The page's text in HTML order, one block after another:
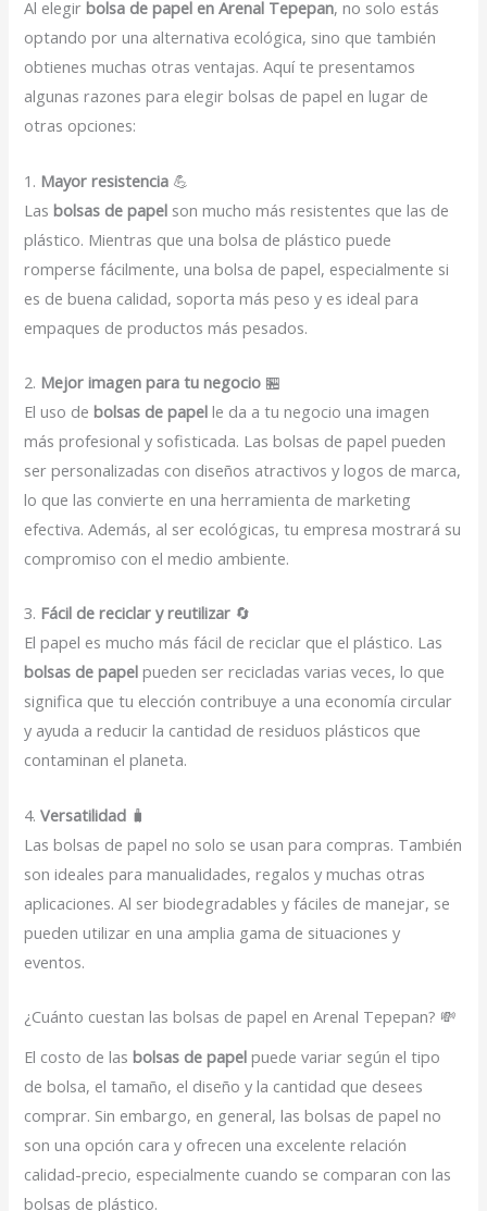
Al elegirbolsa de papel en Arenal Tepepan, no solo estás
optando por una alternativa ecológica, sino que también
obtienes muchas otras ventajas. Aquí te presentamos
algunas razones para elegir bolsas de papel en lugar de
otras opciones:
1. Mayor resistencia 💪
Lasbolsas de papel son mucho más resistentes que las de
plástico. Mientras que una bolsa de plástico puede
romperse fácilmente, una bolsa de papel, especialmente si
es de buena calidad, soporta más peso y es ideal para
empaques de productos más pesados.
2. Mejor imagen para tu negocio 🏪
El uso debolsas de papel le da a tu negocio una imagen
más profesional y sofisticada. Las bolsas de papel pueden
ser personalizadas con diseños atractivos y logos de marca,
lo que las convierte en una herramienta de marketing
efectiva. Además, al ser ecológicas, tu empresa mostrará su
compromiso con el medio ambiente.
3. Fácil de reciclar y reutilizar 🔄
El papel es mucho más fácil de reciclar que el plástico. Las
bolsas de papel pueden ser recicladas varias veces, lo que
significa que tu elección contribuye a una economía circular
y ayuda a reducir la cantidad de residuos plásticos que
contaminan el planeta.
4.Versatilidad 🧳
Las bolsas de papel no solo se usan para compras. También
son ideales para manualidades, regalos y muchas otras
aplicaciones. Al ser biodegradables y fáciles de manejar, se
pueden utilizar en una amplia gama de situaciones y
eventos.
¿Cuánto cuestan las bolsas de papel en Arenal Tepepan? 💸
El costo de lasbolsas de papel puede variar según el tipo
de bolsa, el tamaño, el diseño y la cantidad que desees
comprar. Sin embargo, en general, las bolsas de papel no
son una opción cara y ofrecen una excelente relación
calidad-precio, especialmente cuando se comparan con las
bolsas de plástico.